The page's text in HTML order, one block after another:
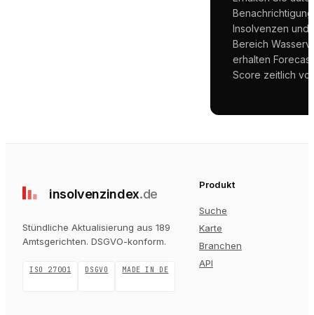
Insolvenzen und
Bereich
erhalten
Score zeitlich
insolvenzindex.de
Stündliche Aktualisierung aus 189
Amtsgerichten. DSGVO-konform.
ISO 27001 DSGVO MADE IN DE
Produkt
Suche
Karte
Branchen
API